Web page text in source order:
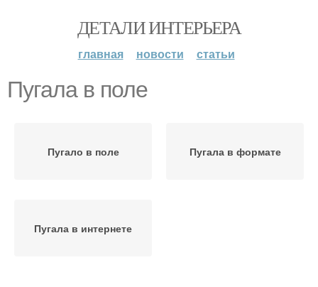
ДЕТАЛИ ИНТЕРЬЕРА
главная новости статьи
Пугала в поле
Пугало в поле Пугала в формате
Пугала в интернете